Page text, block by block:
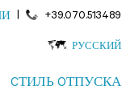
| +39.070.513489
РУССКИЙ
CТИЛЬ OТПУСКА